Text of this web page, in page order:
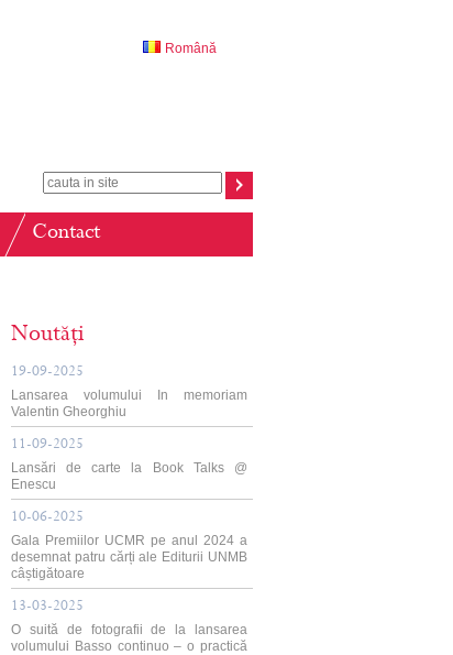
Română
Contact
Noutăți
19-09-2025
Lansarea volumului In memoriam
Valentin Gheorghiu
11-09-2025
Lansări de carte la Book Talks @
Enescu
10-06-2025
Gala Premiilor UCMR pe anul 2024 a
desemnat patru cărți ale Editurii UNMB
câștigătoare
13-03-2025
O suită de fotografii de la lansarea
volumului Basso continuo – o practică